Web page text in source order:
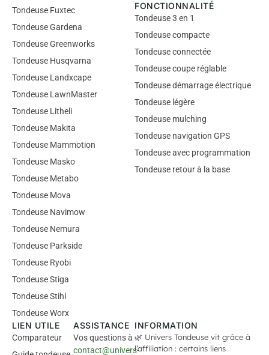
Tondeuse Fuxtec
Tondeuse Gardena
Tondeuse Greenworks
Tondeuse Husqvarna
Tondeuse Landxcape
Tondeuse LawnMaster
Tondeuse Litheli
Tondeuse Makita
Tondeuse Mammotion
Tondeuse Masko
Tondeuse Metabo
Tondeuse Mova
Tondeuse Navimow
Tondeuse Nemura
Tondeuse Parkside
Tondeuse Ryobi
Tondeuse Stiga
Tondeuse Stihl
Tondeuse Worx
FONCTIONNALITÉ
Tondeuse 3 en 1
Tondeuse compacte
Tondeuse connectée
Tondeuse coupe réglable
Tondeuse démarrage électrique
Tondeuse légère
Tondeuse mulching
Tondeuse navigation GPS
Tondeuse avec programmation
Tondeuse retour à la base
LIEN UTILE
Comparateur
ASSISTANCE
Vos questions à
contact@univers-
INFORMATION
🌿 Univers Tondeuse vit grâce à
l’affiliation : certains liens